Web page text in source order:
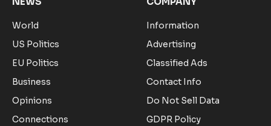
World
US Politics
EU Politics
Business
Opinions
Connections
Information
Advertising
Classified Ads
Contact Info
Do Not Sell Data
GDPR Policy